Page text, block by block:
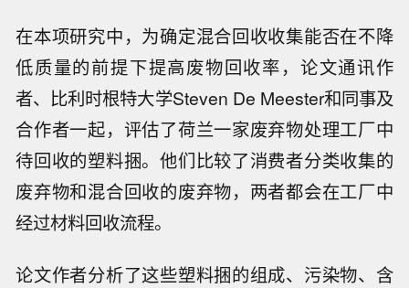
在本项研究中，为确定混合回收收集能否在不降
低质量的前提下提高废物回收率，论文通讯作
者、比利时根特大学Steven De Meester和同事及
合作者一起，评估了荷兰一家废弃物处理工厂中
待回收的塑料捆。他们比较了消费者分类收集的
废弃物和混合回收的废弃物，两者都会在工厂中
经过材料回收流程。
论文作者分析了这些塑料捆的组成、污染物、含